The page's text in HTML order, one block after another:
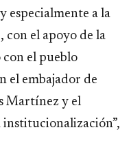
especialmente a la
con el apoyo de la
el pueblo
el embajador de
Martínez y el
institucionalización”,